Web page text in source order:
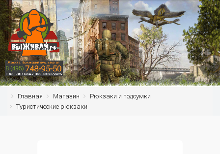
Главная Магазин
Рюкзаки и подсумки
Туристические рюкзаки